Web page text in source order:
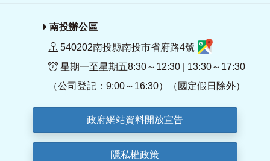
南投辦公區
540202南投縣南投市省府路4號
星期一至星期五8:30～12:30 | 13:30～17:30
（公司登記：9:00～16:30）（國定假日除外）
政府網站資料開放宣告
隱私權政策